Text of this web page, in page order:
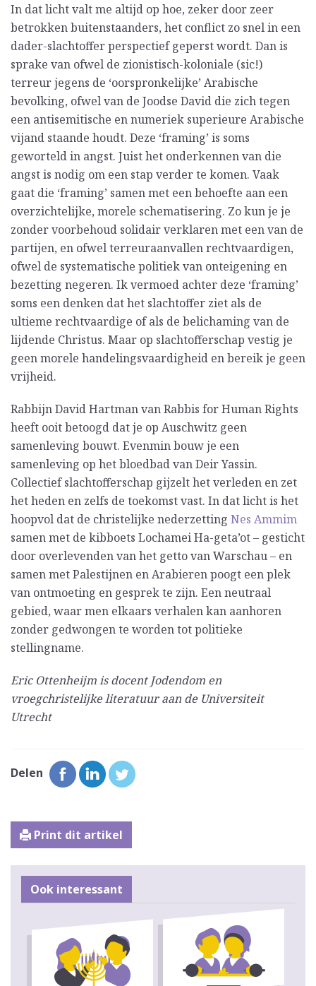
In dat licht valt me altijd op hoe, zeker door zeer
betrokken buitenstaanders, het conflict zo snel in een
dader-slachtoffer perspectief geperst wordt. Dan is
sprake van ofwel de zionistisch-koloniale (sic!)
terreur jegens de ‘oorspronkelijke’ Arabische
bevolking, ofwel van de Joodse David die zich tegen
een antisemitische en numeriek superieure Arabische
vijand staande houdt. Deze ‘framing’ is soms
geworteld in angst. Juist het onderkennen van die
angst is nodig om een stap verder te komen. Vaak
gaat die ‘framing’ samen met een behoefte aan een
overzichtelijke, morele schematisering. Zo kun je je
zonder voorbehoud solidair verklaren met een van de
partijen, en ofwel terreuraanvallen rechtvaardigen,
ofwel de systematische politiek van onteigening en
bezetting negeren. Ik vermoed achter deze ‘framing’
soms een denken dat het slachtoffer ziet als de
ultieme rechtvaardige of als de belichaming van de
lijdende Christus. Maar op slachtofferschap vestig je
geen morele handelingsvaardigheid en bereik je geen
vrijheid.
Rabbijn David Hartman van Rabbis for Human Rights
heeft ooit betoogd dat je op Auschwitz geen
samenleving bouwt. Evenmin bouw je een
samenleving op het bloedbad van Deir Yassin.
Collectief slachtofferschap gijzelt het verleden en zet
het heden en zelfs de toekomst vast. In dat licht is het
hoopvol dat de christelijke nederzetting Nes Ammim
samen met de kibboets Lochamei Ha-geta’ot – gesticht
door overlevenden van het getto van Warschau – en
samen met Palestijnen en Arabieren poogt een plek
van ontmoeting en gesprek te zijn. Een neutraal
gebied, waar men elkaars verhalen kan aanhoren
zonder gedwongen te worden tot politieke
stellingname.
Eric Ottenheijm is docent Jodendom en
vroegchristelijke literatuur aan de Universiteit
Utrecht
Delen
Print dit artikel
Ook interessant